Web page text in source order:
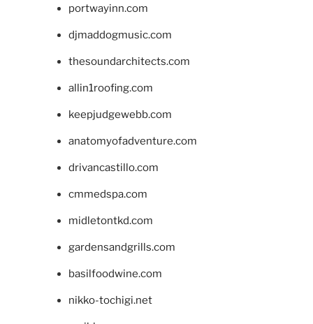
portwayinn.com
djmaddogmusic.com
thesoundarchitects.com
allin1roofing.com
keepjudgewebb.com
anatomyofadventure.com
drivancastillo.com
cmmedspa.com
midletontkd.com
gardensandgrills.com
basilfoodwine.com
nikko-tochigi.net